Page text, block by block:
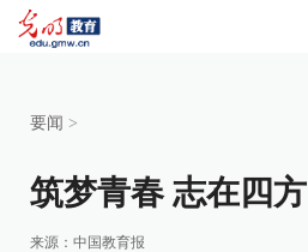
要闻 >
筑梦青春 志在四方
来源： 中国教育报